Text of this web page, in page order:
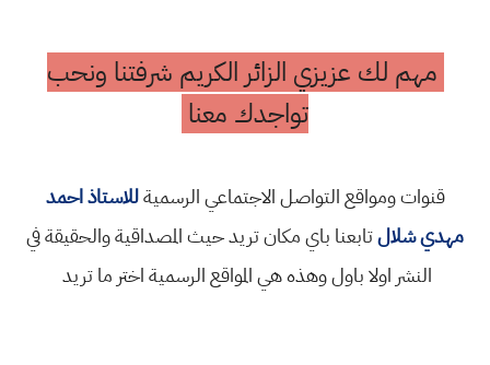
مهم لك عزيزي الزائر الكريم شرفتنا ونحب
تواجدك معنا
قنوات ومواقع التواصل الاجتماعي الرسميةللاستاذ احمد
مهدي شلالتابعنا باي مكان تريد حيث المصداقية والحقيقة في
النشر اولا باول وهذه هي المواقع الرسمية اختر ما تريد